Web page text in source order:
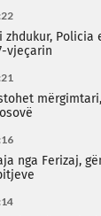
zhdukur, Policia
vjeçarin
nga Ferizaj,